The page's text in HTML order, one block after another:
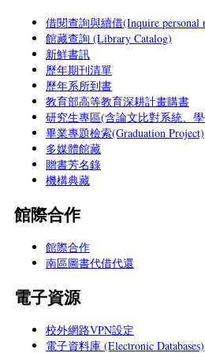
借閱查詢與續借(Inquire personal
館藏查詢 (Library Catalog)
新鮮書訊
歷年期刊清單
歷年系所到書
教育部高等教育深耕計畫購書
研究生專區(含論文比對系統、
畢業專題檢索(Graduation Project)
多媒體館藏
贈書芳名錄
機構典藏
館際合作
館際合作
南區圖書代借代還
電子資源
校外網路VPN設定
電子資料庫 (Electronic Databases)